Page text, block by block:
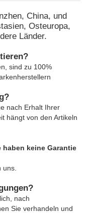
China, und
Osteuropa,
Länder.
sind zu 100%
nach Erhalt Ihrer
hängt von den Artikeln
haben keine Garantie
nach
Sie verhandeln und